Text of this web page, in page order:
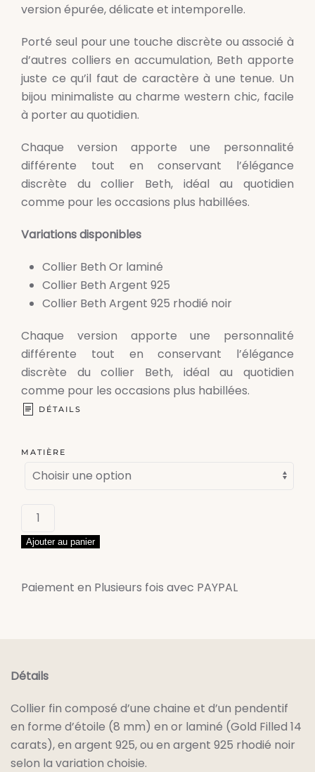
version épurée, délicate et intemporelle.
Porté seul pour une touche discrète ou associé à
d’autres colliers en accumulation, Beth apporte
juste ce qu’il faut de caractère à une tenue. Un
bijou minimaliste au charme western chic, facile
à porter au quotidien.
Chaque version apporte une personnalité
différente tout en conservant l’élégance
discrète du collier Beth, idéal au quotidien
comme pour les occasions plus habillées.
Variations disponibles
Collier Beth Or laminé
Collier Beth Argent 925
Collier Beth Argent 925 rhodié noir
Chaque version apporte une personnalité
différente tout en conservant l’élégance
discrète du collier Beth, idéal au quotidien
comme pour les occasions plus habillées.
DÉTAILS
MATIÈRE
quantité
Collier
Ajouter au panier
Paiement en Plusieurs fois avec PAYPAL
Détails
Collier fin composé d’une chaine et d’un pendentif
en forme d’étoile (8 mm) en or laminé (Gold Filled 14
carats), en argent 925, ou en argent 925 rhodié noir
selon la variation choisie.